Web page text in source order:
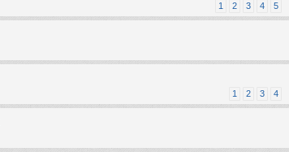
1 2 3 4 5
1 2 3 4